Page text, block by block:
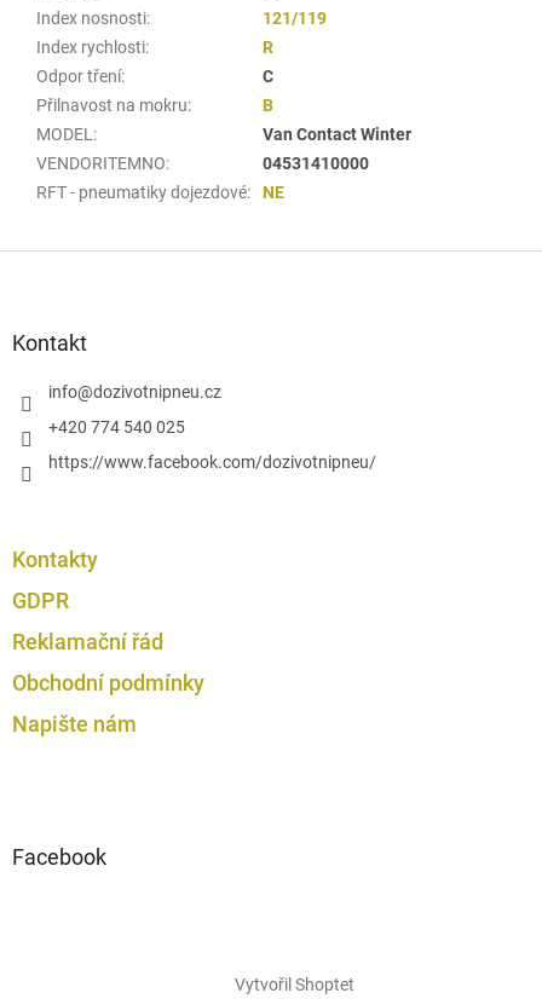
Index nosnosti:
121/119
Index rychlosti:
R
Odpor tření:
C
Přilnavost na mokru:
B
MODEL :
Van Contact Winter
VENDORITEMNO:
04531410000
RFT - pneumatiky dojezdové: NE
Kontakt
info@dozivotnipneu.cz
+420 774 540 025
https://www.facebook.com/dozivotnipneu/
Kontakty
GDPR
Reklamační řád
Obchodní podmínky
Napište nám
Facebook
Vytvořil Shoptet